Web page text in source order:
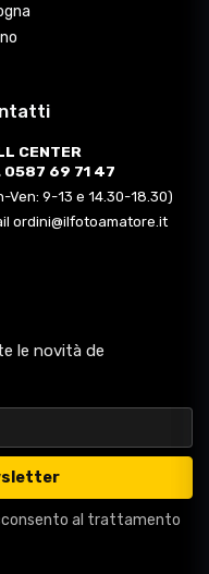
CENTER
69 71 47
Ven: 9-13 e 14.30-18.30)
ordini@ilfotoamatore.it
le novità de
al trattamento